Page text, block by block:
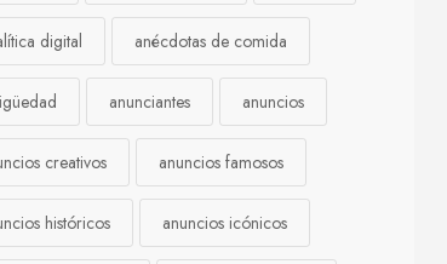
digital anécdotas de comida
anunciantes anuncios
creativos anuncios famosos
históricos anuncios icónicos